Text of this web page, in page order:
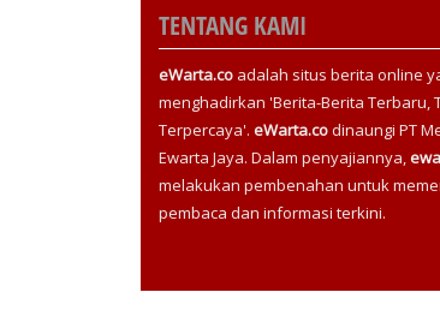
TENTANG KAMI
eWarta.co adalah situs berita online
menghadirkan 'Berita-Berita Terbaru,
Terpercaya'. eWarta.codinaungi PT
Ewarta Jaya. Dalam penyajiannya,
melakukan pembenahan untuk
pembaca dan informasi terkini.